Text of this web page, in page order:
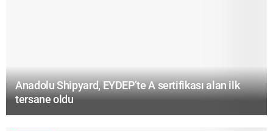
Anadolu Shipyard, EYDEP’te A sertifikası alan ilk
tersane oldu